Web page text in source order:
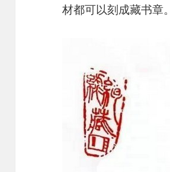
材都可以刻成藏书章。